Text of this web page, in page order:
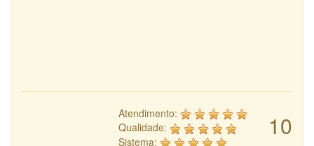
10
Atendimento:
Qualidade:
Sistema: